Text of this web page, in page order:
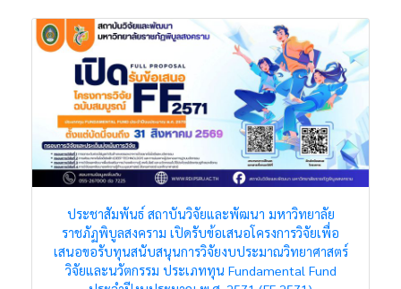
ประชาสัมพันธ์ สถาบันวิจัยและพัฒนา มหาวิทยาลัย
ราชภัฏพิบูลสงคราม เปิดรับข้อเสนอโครงการวิจัยเพื่อ
เสนอขอรับทุนสนับสนุนการวิจัยงบประมาณวิทยาศาสตร์
วิจัยและนวัตกรรม ประเภททุน Fundamental Fund